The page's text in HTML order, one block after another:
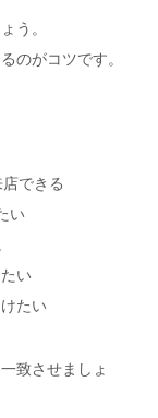
う。
のがコツです。
できる
い
い
たい
致させましょ